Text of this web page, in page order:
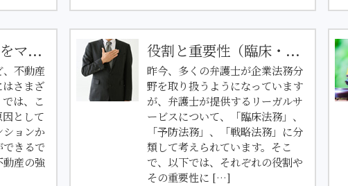
マ...
不動産
さまざ
は、こ
として
ョンか
できるで
動産の強
役割と重要性（臨床・...
昨今、多くの弁護士が企業法務分
野を取り扱うようになっています
が、弁護士が提供するリーガルサ
ービスについて、「臨床法務」、
「予防法務」、「戦略法務」に分
類して考えられています。そこ
で、以下では、それぞれの役割や
その重要性に […]